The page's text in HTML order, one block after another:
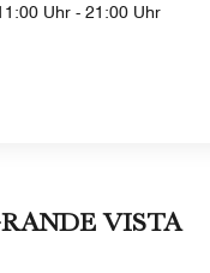
Uhr - 21:00 Uhr
VISTA